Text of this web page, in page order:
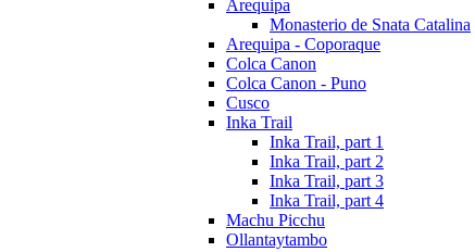
Arequipa
Monasterio de Snata Catalina
Arequipa - Coporaque
Colca Canon
Colca Canon - Puno
Cusco
Inka Trail
Inka Trail, part 1
Inka Trail, part 2
Inka Trail, part 3
Inka Trail, part 4
Machu Picchu
Ollantaytambo